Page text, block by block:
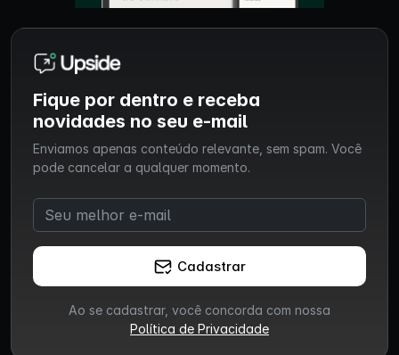
Fique por dentro e receba
novidades no seu e-mail
Enviamos apenas conteúdo relevante, sem spam. Você
pode cancelar a qualquer momento.
Cadastrar
Ao se cadastrar, você concorda com nossa
Política de Privacidade